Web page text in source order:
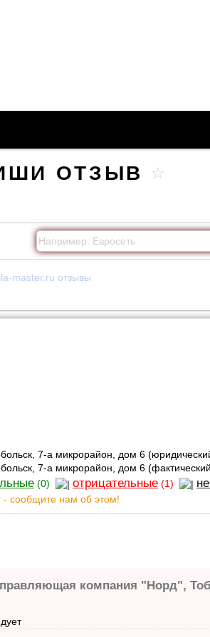
master.ru отзывы
7-а микрорайон, дом 6
7-а микрорайон, дом 6
(0) отрицательные(1)
- сообщите нам об этом!
компания "Норд",